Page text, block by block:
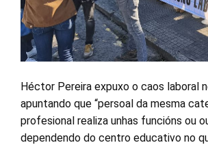
Héctor Pereira expuxo o caos laboral
apuntando que “persoal da mesma
profesional realiza unhas funcións ou
dependendo do centro educativo no